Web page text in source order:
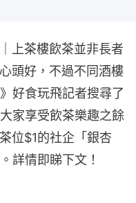
上茶樓飲茶並非長者
頭好，不過不同酒樓
好食玩飛記者搜尋了
家享受飲茶樂趣之餘
位$1的社企「銀杏
詳情即睇下文！